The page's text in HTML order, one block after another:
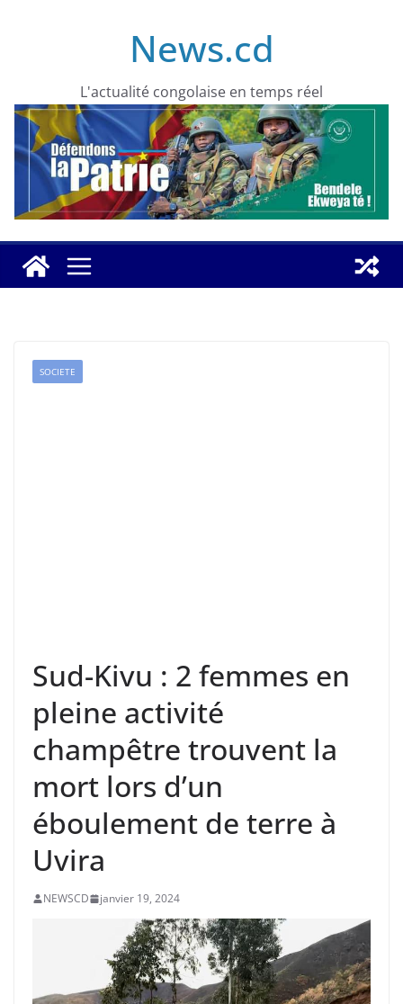
News.cd
L'actualité congolaise en temps réel
SOCIETE
Sud-Kivu : 2 femmes en
pleine activité
champêtre trouvent la
mort lors d’un
éboulement de terre à
Uvira
NEWSCD janvier 19, 2024